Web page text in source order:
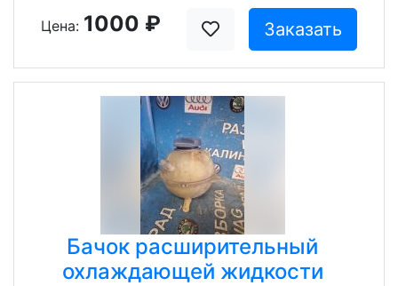
Цена: 1000 ₽ Заказать
Бачок расширительный
охлаждающей жидкости